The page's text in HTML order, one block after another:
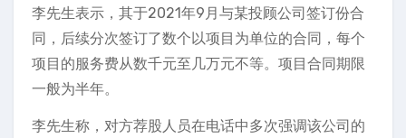
李先生表示，其于2021年9月与某投顾公司签订份合
同，后续分次签订了数个以项目为单位的合同，每个
项目的服务费从数千元至几万元不等。项目合同期限
一般为半年。
李先生称，对方荐股人员在电话中多次强调该公司的